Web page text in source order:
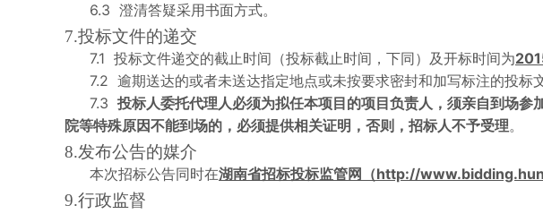
6.3 澄清答疑采用书面方式。
7.投标文件的递交
7.1 投标文件递交的截止时间（投标截止时间，下同）及开标时间为
7.2 逾期送达的或者未送达指定地点或未按要求密封和加写标注的投标
7.3
投标人委托代理人必须为拟任本项目的项目负责人，须亲自到场
院等特殊原因不能到场的，必须提供相关证明，否则，招标人不予受理。
8.发布公告的媒介
本次招标公告同时在湖南省招标投标监管网（http://
9.行政监督